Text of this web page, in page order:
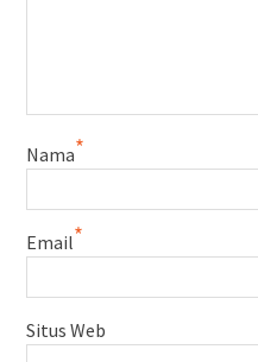
Nama*
Email*
Situs Web